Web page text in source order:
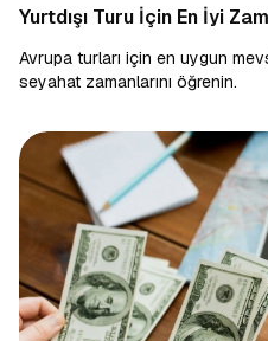
Yurtdışı Turu İçin En İyi
Avrupa turları için en uygun
seyahat zamanlarını öğrenin.